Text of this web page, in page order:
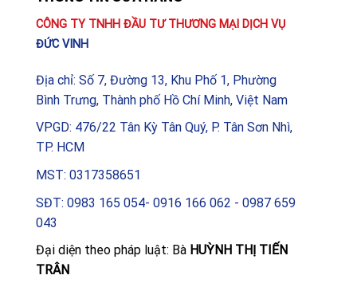
Công suất:30W
Màu sắc ánh sáng:RGBW (16 triệu màu + Trắng
điều chỉnh)
Nhiệt độ màu (Trắng): 2700K – 6500K
Tuổi thọ:
Điện áp hoạt động:220-240V
Đèn pha thông minh LEDVANCE Smart+ Matter 30W
CÔNG TY TNHH ĐẦU TƯ THƯƠNG MẠI DỊCH VỤ
ĐỨC VINH
Địa chỉ: Số 7, Đường 13, Khu Phố 1, Phường
Bình Trưng, Thành phố Hồ Chí Minh, Việt Nam
VPGD: 476/22 Tân Kỳ Tân Quý, P. Tân Sơn Nhì,
TP. HCM
MST: 0317358651
SĐT: 0983 165 054- 0916 166 062 - 0987 659
043
Đại diện theo pháp luật: Bà HUỲNH THỊ TIẾN
TRÂN